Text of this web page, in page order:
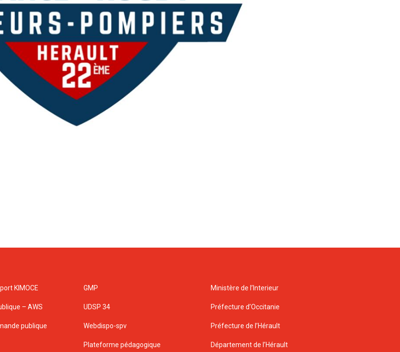
KIMOCE
– AWS
publique
GMP
UDSP 34
Webdispo-spv
Plateforme pédagogique
Ministère de l’Interieur
Préfecture d’Occitanie
Préfecture de l’Hérault
Département de l’Hérault